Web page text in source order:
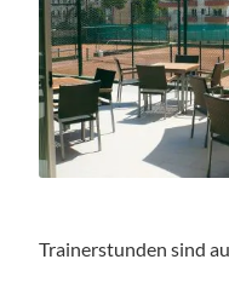
Trainerstunden sind